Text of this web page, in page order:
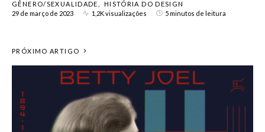
GÊNERO/SEXUALIDADE
HISTÓRIA DO DESIGN
29 de março de 2023
1,2K visualizações 5 minutos de leitura
PRÓXIMO ARTIGO